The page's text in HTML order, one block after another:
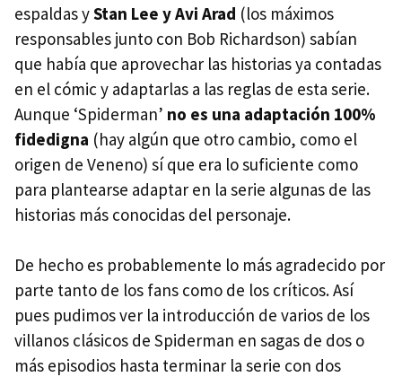
espaldas yStan Lee y Avi Arad (los máximos
responsables junto con Bob Richardson) sabían
que había que aprovechar las historias ya contadas
en el cómic y adaptarlas a las reglas de esta serie.
Aunque ‘Spiderman’ no es una adaptación 100%
fidedigna (hay algún que otro cambio, como el
origen de Veneno) sí que era lo suficiente como
para plantearse adaptar en la serie algunas de las
historias más conocidas del personaje.
De hecho es probablemente lo más agradecido por
parte tanto de los fans como de los críticos. Así
pues pudimos ver la introducción de varios de los
villanos clásicos de Spiderman en sagas de dos o
más episodios hasta terminar la serie con dos